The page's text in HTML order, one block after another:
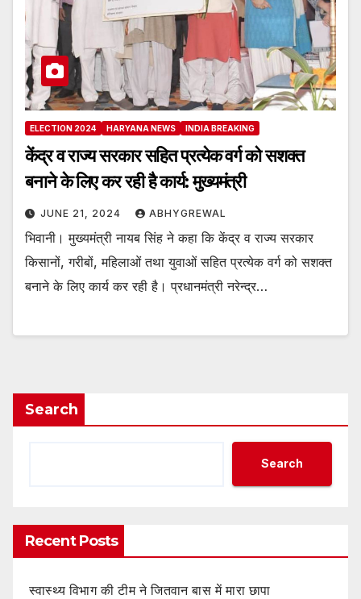
ELECTION 2024 HARYANA NEWS INDIA BREAKING
केंद्र व राज्य सरकार सहित प्रत्येक वर्ग को सशक्त
बनाने के लिए कर रही है कार्य: मुख्यमंत्री
JUNE 21, 2024 ABHYGREWAL
भिवानी। मुख्यमंत्री नायब सिंह ने कहा कि केंद्र व राज्य सरकार
किसानों, गरीबों, महिलाओं तथा युवाओं सहित प्रत्येक वर्ग को सशक्त
बनाने के लिए कार्य कर रही है। प्रधानमंत्री नरेन्द्र…
Search
Search
Recent Posts
स्वास्थ्य विभाग की टीम ने जितवान बास में मारा छापा